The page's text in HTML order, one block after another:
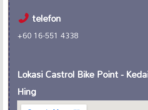
telefon
+60 16-551 4338
Lokasi Castrol Bike Point -
Hing